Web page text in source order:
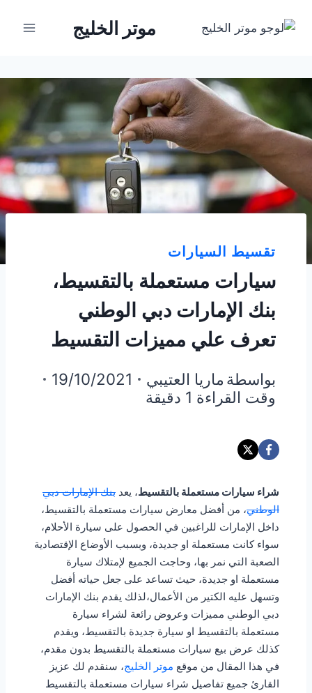
موتر الخليج
تقسيط السيارات
سيارات مستعملة بالتقسيط،
بنك الإمارات دبي الوطني
تعرف علي مميزات التقسيط
بواسطة ماريا العتيبي
19/10/2021
وقت القراءة
دقيقة
شراء سيارات مستعملة بالتقسيط، يعد بنك الإمارات دبي
الوطني، من أفضل معارض سيارات مستعملة بالتقسيط،
داخل الإمارات للراغبين في الحصول على سيارة الأحلام،
سواء كانت مستعملة او جديدة، وبسبب الأوضاع الإقتصادية
الصعبة التي نمر بها، وحاجت الجميع لإمتلاك سيارة
مستعملة او جديدة، حيث تساعد على جعل حياته أفضل
وتسهل عليه الكتير من الأعمال،لذلك يقدم بنك الإمارات
دبي الوطني مميزات وعروض رائعة لشراء سيارة
مستعملة بالتقسيط او سيارة جديدة بالتقسيط، ويقدم
كذلك عرض بيع سيارات مستعملة بالتقسيط بدون مقدم،
في هذا المقال من موقع موتر الخليج، سنقدم لك عزيز
القارئ جميع تفاصيل شراء سيارات مستعملة بالتقسيط